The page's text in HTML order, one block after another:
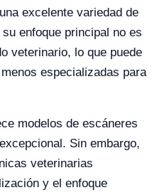
excelente variedad de
enfoque principal no es
veterinario, lo que puede
especializadas para
modelos de escáneres
Sin embargo,
veterinarias
y el enfoque